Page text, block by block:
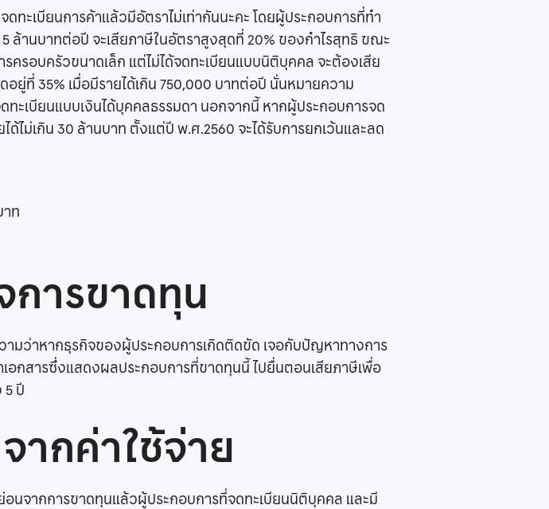
ะเบียนการค้าแล้วมีอัตราไม่เท่ากันนะคะ โดยผู้ประกอบการที่ทำ
ล้านบาทต่อปี จะเสียภาษีในอัตราสูงสุดที่ 20% ของกำไรสุทธิ ขณะ
ครอบครัวขนาดเล็ก แต่ไม่ได้จดทะเบียนแบบนิติบุคคล จะต้องเสีย
ยู่ที่ 35% เมื่อมีรายได้เกิน 750,000 บาทต่อปี นั่นหมายความ
ะเบียนแบบเงินได้บุคคลธรรมดา นอกจากนี้ หากผู้ประกอบการจด
ไม่เกิน 30 ล้านบาท ตั้งแต่ปี พ.ศ.2560 จะได้รับการยกเว้นและลด
าท
การขาดทุน
ามว่าหากธุรกิจของผู้ประกอบการเกิดติดขัด เจอกับปัญหาทางการ
อกสารซึ่งแสดงผลประกอบการที่ขาดทุนนี้ ไปยื่นตอนเสียภาษีเพื่อ
5 ปี
ากค่าใช้จ่าย
จากการขาดทุนแล้วผู้ประกอบการที่จดทะเบียนนิติบุคคล และมี